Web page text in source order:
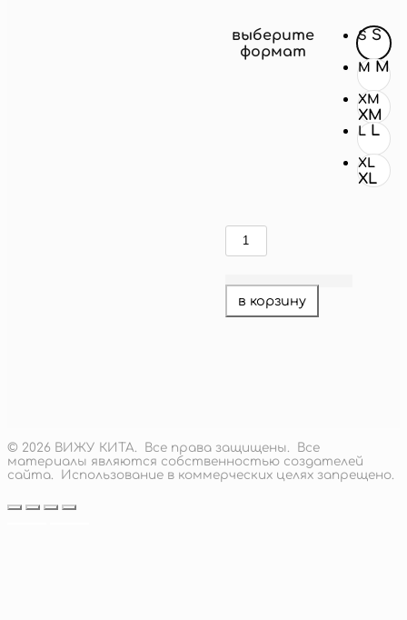
выберите
формат
S S
M M
XM
XM
L L
XL
XL
товара
эквилибрист
Степан
в корзину
акция
1
862 руб.
© 2026 ВИЖУ КИТА. Все права защищены. Все
материалы являются собственностью создателей
сайта. Использование в коммерческих целях запрещено.